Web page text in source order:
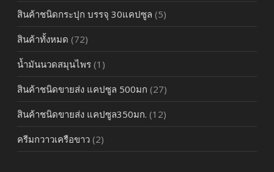
สินค้าชนิดกระปุก บรรจุ 30แคปซูล (5)
สินค้าทั้งหมด (72)
น้ำมันนวดสมุนไพร (1)
สินค้าชนิดขายส่ง แคปซูล 500มก (27)
สินค้าชนิดขายส่ง แคปซูล350มก. (12)
ครีมกวาวเครือขาว (2)